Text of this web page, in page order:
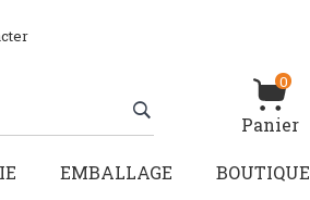
0
Panier
EMBALLAGE BOUTIQUE